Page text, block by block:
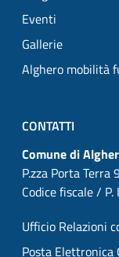
Eventi
Gallerie
Alghero mobilità
CONTATTI
Comune di
P.zza Porta Terra
Codice fiscale /
Ufficio Relazioni
Posta Elettronica